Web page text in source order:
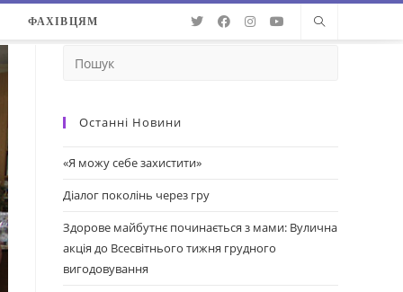
ФАХІВЦЯМ
Останні Новини
«Я можу себе захистити»
Діалог поколінь через гру
Здорове майбутнє починається з мами: Вулична
акція до Всесвітнього тижня грудного
вигодовування